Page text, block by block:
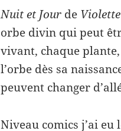
Nuit et Jour de
orbe divin qui peut
vivant, chaque
l’orbe dès sa
peuvent changer
Niveau comics j’ai